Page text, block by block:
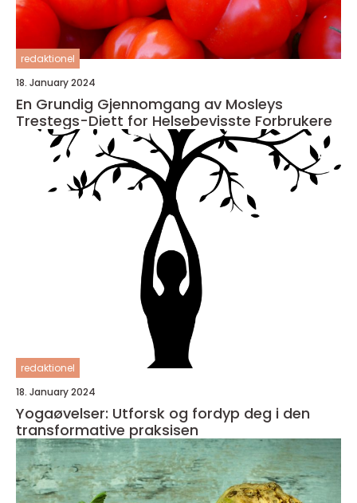
redaktionel
18. January 2024
En Grundig Gjennomgang av Mosleys
Trestegs-Diett for Helsebevisste Forbrukere
redaktionel
18. January 2024
Yogaøvelser: Utforsk og fordyp deg i den
transformative praksisen